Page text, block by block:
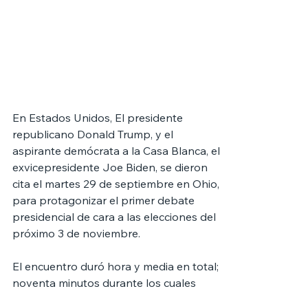
En Estados Unidos, El presidente
republicano Donald Trump, y el
aspirante demócrata a la Casa Blanca, el
exvicepresidente Joe Biden, se dieron
cita el martes 29 de septiembre en Ohio,
para protagonizar el primer debate
presidencial de cara a las elecciones del
próximo 3 de noviembre.
El encuentro duró hora y media en total;
noventa minutos durante los cuales